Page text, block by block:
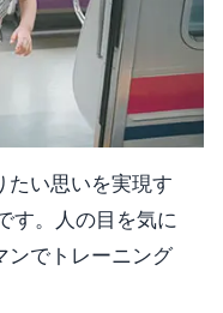
たい思いを実現す
す。人の目を気に
ンでトレーニング